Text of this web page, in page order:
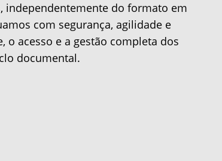
independentemente do formato em
com segurança, agilidade e
acesso e a gestão completa dos
documental.